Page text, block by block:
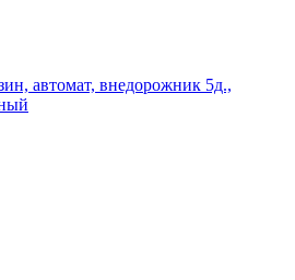
автомат, внедорожник 5д.,